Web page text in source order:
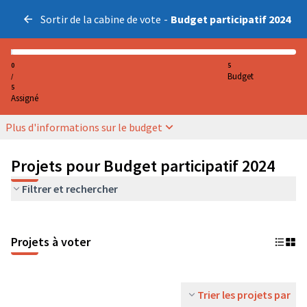
Sortir de la cabine de vote - Budget participatif 2024
0
/
5
Assigné
5
Budget
Plus d'informations sur le budget
Projets pour Budget participatif 2024
Filtrer et rechercher
Projets à voter
Trier les projets par